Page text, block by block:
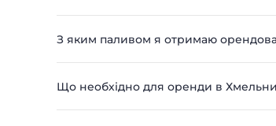
З яким паливом я отримаю
Що необхідно для оренди в